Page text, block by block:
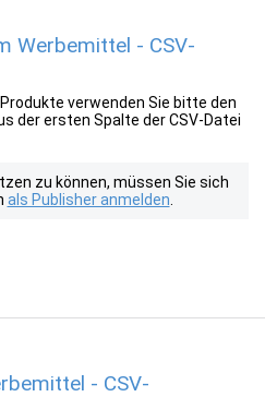
Werbemittel - CSV-
verwenden Sie bitte den
der ersten Spalte der CSV-Datei
zu können, müssen Sie sich
als Publisher anmelden
- CSV-